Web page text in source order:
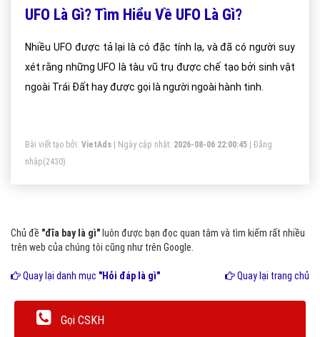
UFO Là Gì? Tìm Hiểu Về UFO Là Gì?
Nhiều UFO được tả lại là có đặc tính lạ, và đã có người suy
xét rằng những UFO là tàu vũ trụ được chế tạo bởi sinh vật
ngoài Trái Đất hay được gọi là người ngoài hành tinh.
Bài viết tạo bởi: VietAds | Ngày cập nhật: 2026-08-06 22:00:45
Đăng
nhập(2430)
Chủ đề "đĩa bay là gì" luôn được bạn đọc quan tâm và tìm kiếm rất nhiều
trên web của chúng tôi cũng như trên Google.
Quay lại danh mục "Hỏi đáp là gì" Quay lại trang chủ
Gọi CSKH